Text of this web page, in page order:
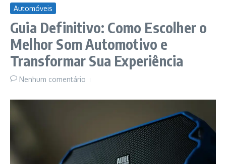
Automóveis
Guia Definitivo: Como Escolher o
Melhor Som Automotivo e
Transformar Sua Experiência
Nenhum comentário